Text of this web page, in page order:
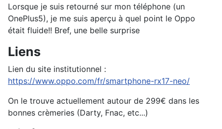
Lorsque je suis retourné sur mon téléphone (un
OnePlus5), je me suis aperçu à quel point le Oppo
était fluide!! Bref, une belle surprise
Liens
Lien du site institutionnel :
https://www.oppo.com/fr/smartphone-rx17-neo/
On le trouve actuellement autour de 299€ dans les
bonnes crèmeries (Darty, Fnac, etc...)